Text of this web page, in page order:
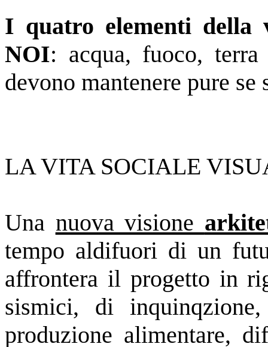
I quatro elementi della
NOI: acqua, fuoco,
devono mantenere pure
LA VITA SOCIALE
Una nuova visione
tempo aldifuori di un
affrontera il progetto in
sismici, di
produzione alimentare,